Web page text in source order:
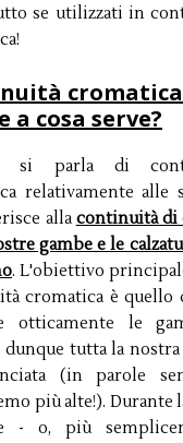
se utilizzati in
a cosa serve?
si parla di
relativamente alle
alla continuità di
gambe e le
. L'obiettivo
cromatica è quello
otticamente le
dunque tutta la
(in parole
più alte!). Durante
- o, più